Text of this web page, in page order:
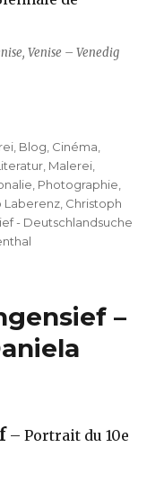
Venise – Venedig
´99“
Blog Cinéma
Malerei
Photographie
Laberenz Christoph
- Deutschlandsuche
–
– Portrait du 10e